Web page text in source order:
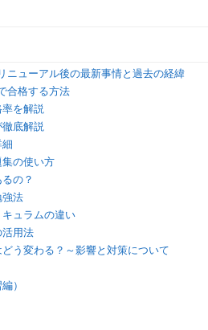
ニューアル後の最新事情と過去の経緯
合格する方法
を解説
底解説
の使い方
の？
強法
ュラムの違い
活用法
う変わる？～影響と対策について
）